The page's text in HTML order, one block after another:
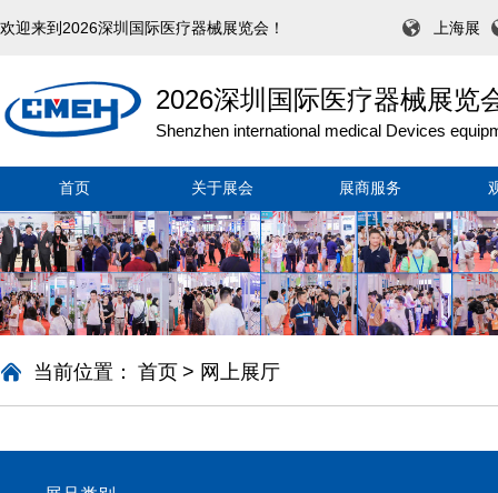
欢迎来到2026深圳国际医疗器械展览会！ 上海展
2026深圳国际医疗器械展览
Shenzhen international medical Devices
首页 关于展会 展商服务
当前位置： 首页 > 网上展厅